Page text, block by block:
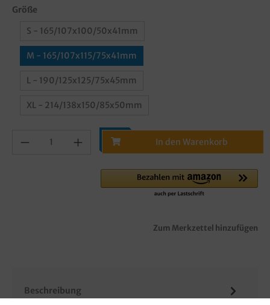
Größe
S - 165/107x100/50x41mm
M - 165/107x115/75x41mm
L - 190/125x125/75x45mm
XL - 214/138x150/85x50mm
In den Warenkorb
Zum Merkzettel hinzufügen
Beschreibung